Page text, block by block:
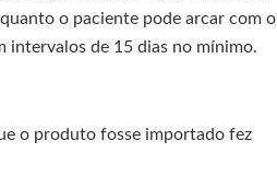
o paciente pode arcar com o
intervalos de 15 dias no mínimo.
o produto fosse importado fez